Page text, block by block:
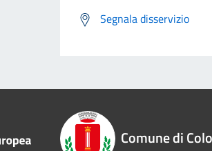
Segnala disservizio
Comune di